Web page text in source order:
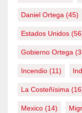
Daniel Ortega (45)
Estados Unidos
Gobierno Ortega
Incendio (11)
La Costeñísima
Mexico (14)